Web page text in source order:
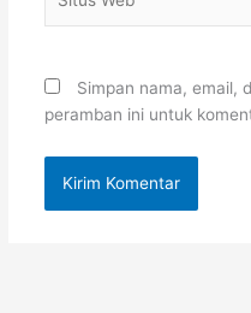
Web
Simpan nama, email,
peramban ini untuk